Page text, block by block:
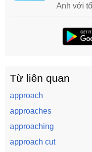
Anh với
Từ liên quan
approach
approaches
approaching
approach cut